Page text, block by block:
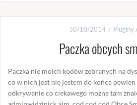
30/10/2014 Pluginy
Paczka obcych
Paczka nie moich kodów zebranych na
co w nich jest nie jestem do końca
odkrywanie co ciekawego można tam